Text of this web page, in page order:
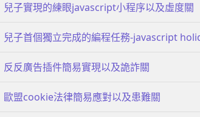
兒子實現的練眼javascript小程序以及虛度關
兒子首個獨立完成的編程任務-javascript
反反廣告插件簡易實現以及詭詐關
歐盟cookie法律簡易應對以及患難關